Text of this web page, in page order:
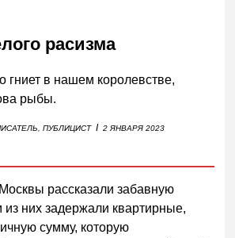
расизма
гниет в нашем королевстве,
рыбы.
ПУБЛИЦИСТ I 2 ЯНВАРЯ 2023
рассказали забавную
них задержали квартирные,
сумму, которую